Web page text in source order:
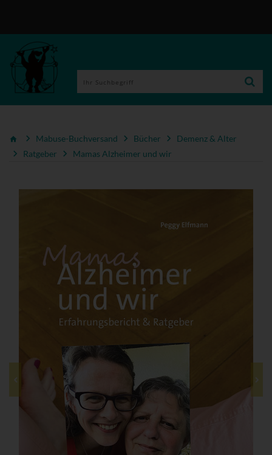
Mabuse-Buchversand Bücher
Demenz & Alter
Ratgeber
Mamas Alzheimer und wir